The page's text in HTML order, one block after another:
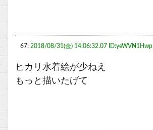
67: 2018/08/31(金) 14:06:32.07 ID:yeWVN1Hwp
ヒカリ水着絵が少ねえ
もっと描いたげて